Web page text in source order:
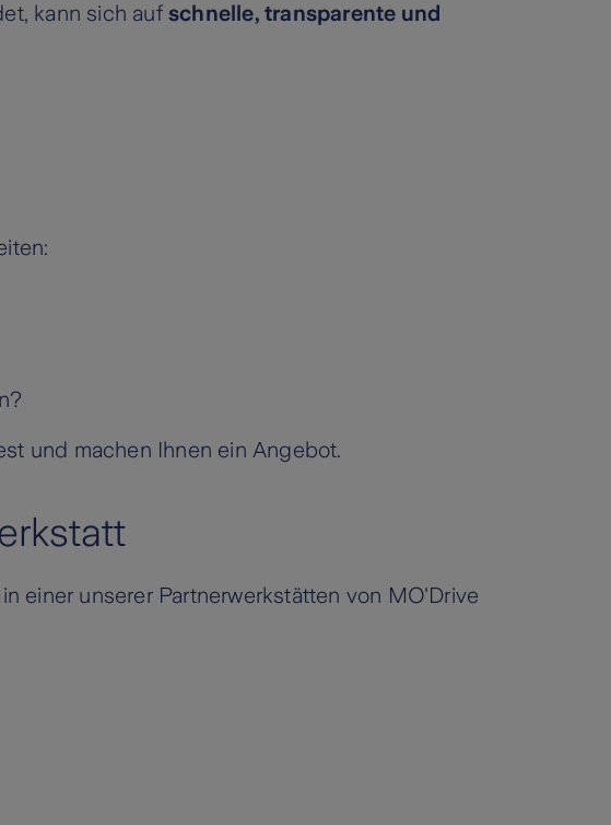
kann sich aufschnelle, transparente und
und machen Ihnen ein Angebot.
einer unserer Partnerwerkstätten von MO'Drive